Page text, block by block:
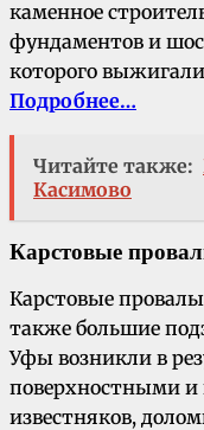
каменное
фундаментов и
которого выжигали
Подробнее…
Читайте также:
Касимово
Карстовые
Карстовые
также большие
Уфы возникли в
поверхностными
известняков,